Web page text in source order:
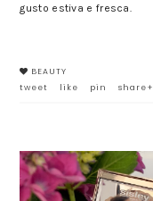
gusto estiva e fresca.
BEAUTY
tweet
like pin share+